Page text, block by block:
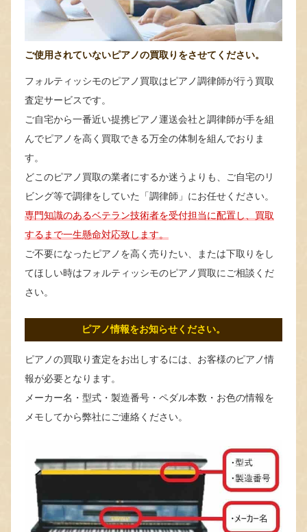
ご使用されていないピアノの買取りをさせてください。
フォルティッシモのピアノ買取はピアノ調律師が行う買取
査定サービスです。
ご自宅から一番近い提携ピアノ運送会社と調律師が手を組
んでピアノを高く買取できる万全の体制を組んでおりま
す。
どこのピアノ買取の業者にするか迷うよりも、ご自宅のリ
ビング等で調律をしていた「調律師」にお任せください。
専門知識のあるベテラン技術者を受付担当に配置し、買取
するまで一生懸命対応致します。
ご不要になったピアノを高く売りたい、または下取りをし
てほしい時はフォルティッシモのピアノ買取にご相談くだ
さい。
ピアノ情報をお知らせください。
ピアノの買取り査定をお出しするには、お客様のピアノ情
報が必要となります。
メーカー名・型式・製造番号・ペダル本数・お色の情報を
メモしてから弊社にご連絡ください。